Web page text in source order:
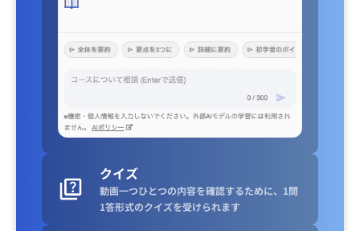
クイズ
動画一つひとつの内容を確認するために、1問
1答形式のクイズを受けられます